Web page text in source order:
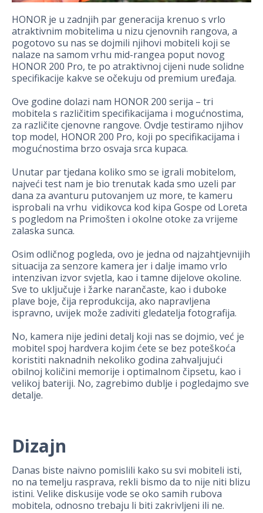
HONOR je u zadnjih par generacija krenuo s vrlo
atraktivnim mobitelima u nizu cjenovnih rangova, a
pogotovo su nas se dojmili njihovi mobiteli koji se
nalaze na samom vrhu mid-rangea poput novog
HONOR 200 Pro, te po atraktivnoj cijeni nude solidne
specifikacije kakve se očekuju od premium uređaja.
Ove godine dolazi nam HONOR 200 serija – tri
mobitela s različitim specifikacijama i mogućnostima,
za različite cjenovne rangove. Ovdje testiramo njihov
top model, HONOR 200 Pro, koji po specifikacijama i
mogućnostima brzo osvaja srca kupaca.
Unutar par tjedana koliko smo se igrali mobitelom,
najveći test nam je bio trenutak kada smo uzeli par
dana za avanturu putovanjem uz more, te kameru
isprobali na vrhu vidikovca kod kipa Gospe od Loreta
s pogledom na Primošten i okolne otoke za vrijeme
zalaska sunca.
Osim odličnog pogleda, ovo je jedna od najzahtjevnijih
situacija za senzore kamera jer i dalje imamo vrlo
intenzivan izvor svjetla, kao i tamne dijelove okoline.
Sve to uključuje i žarke narančaste, kao i duboke
plave boje, čija reprodukcija, ako napravljena
ispravno, uvijek može zadiviti gledatelja fotografija.
No, kamera nije jedini detalj koji nas se dojmio, već je
mobitel spoj hardvera kojim ćete se bez poteškoća
koristiti naknadnih nekoliko godina zahvaljujući
obilnoj količini memorije i optimalnom čipsetu, kao i
velikoj bateriji. No, zagrebimo dublje i pogledajmo sve
detalje.
Dizajn
Danas biste naivno pomislili kako su svi mobiteli isti,
no na temelju rasprava, rekli bismo da to nije niti blizu
istini. Velike diskusije vode se oko samih rubova
mobitela, odnosno trebaju li biti zakrivljeni ili ne.